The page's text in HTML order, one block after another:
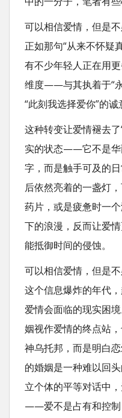
可以相信爱情，但是不
正如那句“从来不怀疑
有不少年轻人正在用
维度——与其执着于“
“此刻我选择爱你”的诚
这种转变让爱情褪去
实的状态——它不是华
字，而是触手可及的
后依然亮着的一盏灯
药片，或是疲惫时一
下的浪漫，反而让爱
能抵御时间的侵蚀。
可以相信爱情，但是
这个信息爆炸的年代
爱情会面临的现实困
姻视作爱情的终点站
神乌托邦，而是明白
的婚姻是一种难以回
立个体的平等对话中
——爱不是占有和控制